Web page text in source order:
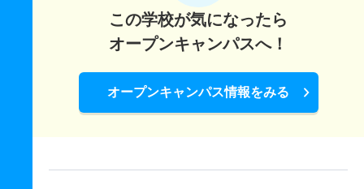
この学校が気になったら
オープンキャンパスへ！
オープンキャンパス情報をみる